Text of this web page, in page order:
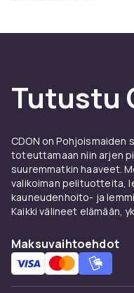
Tutustu
CDON on Pohjoismaiden
toteuttamaan niin arjen
suuremmatkin haaveet.
valikoiman pelituotteita,
kauneudenhoito- ja
Kaikki välineet elämään,
Maksuvaihtoehdot